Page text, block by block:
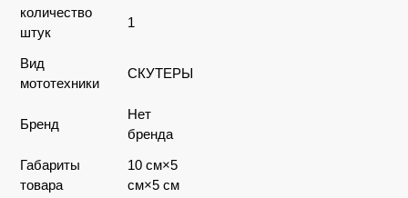
количество
штук
1
Вид
мототехники
СКУТЕРЫ
Бренд
Нет
бренда
Габариты
товара
10 см×5
см×5 см